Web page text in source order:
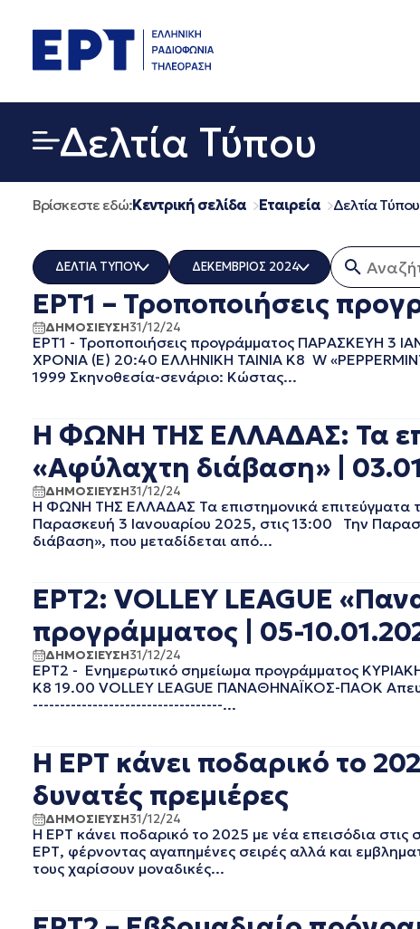
περιεχόμενο
Δελτία Τύπου
Βρίσκεστε εδώ:Κεντρική σελίδα Εταιρεία Δελτία Τύπου
ΔΕΛΤΙΑ ΤΥΠΟΥ
ERT COSMOS
ERTECHO
ERTFLIX
EUROVISION - EBU
EΡΤ3
ΑΘΛΗΤΙΚΑ
ΓΕΝΙΚΗ
ΓΡΑΦΕΙΟ ΤΥΠΟΥ ΕΡΤ
ΚΙΝΗΜΑΤΟΓΡΑΦΙΚΕΣ
ΤΑΙΝΙΕΣ
ΠΟΛΙΤΙΣΜΟΣ
ΡΑΔΙΟΦΩΝΟ
ΤΗΛΕΟΡΑΣΗ
ΔΕΚΕΜΒΡΙΟΣ 2024
ΟΛΑ
ΔΕΚΕΜΒΡΙΟΣ 2025
ΝΟΕΜΒΡΙΟΣ 2025
ΟΚΤΩΒΡΙΟΣ 2025
ΑΥΓΟΥΣΤΟΣ 2025
ΙΟΥΝΙΟΣ 2025
ΑΠΡΙΛΙΟΣ 2025
ΜΑΡΤΙΟΣ 2025
ΔΕΚΕΜΒΡΙΟΣ 2024
ΝΟΕΜΒΡΙΟΣ 2024
ΟΚΤΩΒΡΙΟΣ 2024
ΑΥΓΟΥΣΤΟΣ 2024
ΙΟΥΛΙΟΣ 2024
ΑΠΡΙΛΙΟΣ 2024
ΜΑΡΤΙΟΣ 2024
ΦΕΒΡΟΥΑΡΙΟΣ 2024
ΙΑΝΟΥΑΡΙΟΣ 2024
ΔΕΚΕΜΒΡΙΟΣ 2023
ΝΟΕΜΒΡΙΟΣ 2023
ΕΡΤ1 – Τροποποιήσεις
ΔΗΜΟΣΙΕΥΣΗ31/12/24
ΕΡΤ1 - Τροποποιήσεις προγράμματος ΠΑΡΑΣΚΕΥΗ 3
ΧΡΟΝΙΑ (Ε) 20:40 ΕΛΛΗΝΙΚΗ ΤΑΙΝΙΑ K8 W
1999 Σκηνοθεσία-σενάριο: Κώστας...
Η ΦΩΝΗ ΤΗΣ ΕΛΛΑΔΑΣ: Τα
«Αφύλαχτη διάβαση» |
ΔΗΜΟΣΙΕΥΣΗ31/12/24
Η ΦΩΝΗ ΤΗΣ ΕΛΛΑΔΑΣ Τα επιστημονικά επιτεύγματα
Παρασκευή 3 Ιανουαρίου 2025, στις 13:00 Την
διάβαση», που μεταδίδεται από...
ΕΡΤ2: VOLLEY LEAGUE
προγράμματος | 05-
ΔΗΜΟΣΙΕΥΣΗ31/12/24
ΕΡΤ2 - Ενημερωτικό σημείωμα προγράμματος
Κ8 19.00 VOLLEY LEAGUE ΠΑΝΑΘΗΝΑΪΚΟΣ-ΠΑΟΚ
-----------------------------------...
Η ΕΡΤ κάνει ποδαρικό το
δυνατές πρεμιέρες
ΔΗΜΟΣΙΕΥΣΗ31/12/24
Η ΕΡΤ κάνει ποδαρικό το 2025 με νέα επεισόδια στις
ΕΡΤ, φέρνοντας αγαπημένες σειρές αλλά και
τους χαρίσουν μοναδικές...